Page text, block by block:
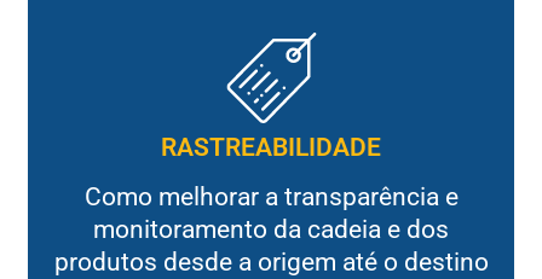
RASTREABILIDADE
Como melhorar a transparência e
monitoramento da cadeia e dos
produtos desde a origem até o destino